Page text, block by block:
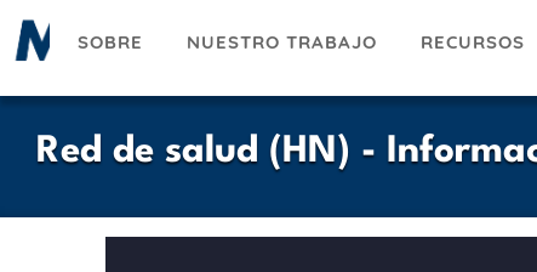
Pasar
SOBRE NUESTRO TRABAJO RECURSOS
Red de salud (HN) -